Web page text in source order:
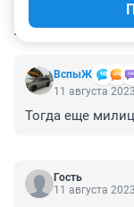
ВспыЖ
11 августа
Тогда еще
Гость
11 августа